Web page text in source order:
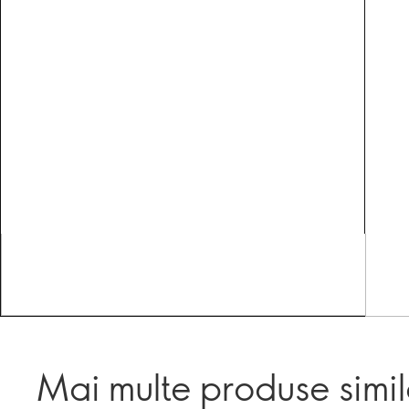
Mai multe produse